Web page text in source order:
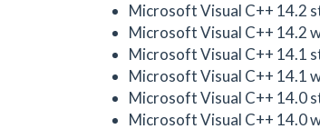
Microsoft Visual C++ 14.2
Microsoft Visual C++ 14.2
Microsoft Visual C++ 14.1
Microsoft Visual C++ 14.1
Microsoft Visual C++ 14.0
Microsoft Visual C++ 14.0